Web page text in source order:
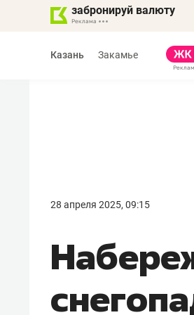
забронируй валюту
Казань Закамье
28 апреля 2025, 09:15